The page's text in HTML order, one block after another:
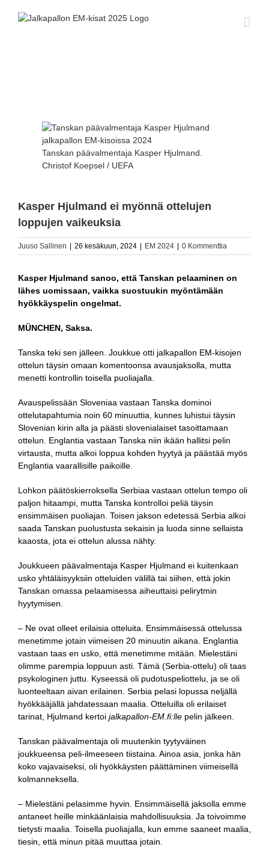
isompanaTanskan päävalmentaja Kasper Hjulmand.
Christof Koepsel / UEFA
Kasper Hjulmand ei myönnä ottelujen
loppujen vaikeuksia
Juuso Sallinen 26 kesäkuun, 2024 EM 2024 0 Kommenttia
Kasper Hjulmand sanoo, että Tanskan pelaaminen on
lähes uomissaan, vaikka suostuukin myöntämään
hyökkäyspelin ongelmat.
MÜNCHEN, Saksa.
Tanska teki sen jälleen. Joukkue otti jalkapallon EM-kisojen
ottelun täysin omaan komentoonsa avausjaksolla, mutta
menetti kontrollin toisella puoliajalla.
Avauspelissään Sloveniaa vastaan Tanska dominoi
ottelutapahtumia noin 60 minuuttia, kunnes luhistui täysin
Slovenian kirin alla ja päästi slovenialaiset tasoittamaan
ottelun. Englantia vastaan Tanska niin ikään hallitsi pelin
virtausta, mutta alkoi loppua kohden hyytyä ja päästää myös
Englantia vaarallisille paikoille.
Lohkon päätöskierroksella Serbiaa vastaan ottelun tempo oli
paljon hitaampi, mutta Tanska kontrolloi peliä täysin
ensimmäisen puoliajan. Toisen jakson edetessä Serbia alkoi
saada Tanskan puolustusta sekaisin ja luoda sinne sellaista
kaaosta, jota ei ottelun alussa nähty.
Joukkueen päävalmentaja Kasper Hjulmand ei kuitenkaan
usko yhtäläisyyksiin otteluiden välillä tai siihen, että jokin
Tanskan omassa pelaamisessa aiheuttaisi pelirytmin
hyytymisen.
– Ne ovat olleet erilaisia otteluita. Ensimmäisessä ottelussa
menetimme jotain viimeisen 20 minuutin aikana. Englantia
vastaan taas en usko, että menetimme mitään. Mielestäni
olimme parempia loppuun asti. Tämä (Serbia-ottelu) oli taas
psykologinen juttu. Kyseessä oli pudotuspeliottelu, ja se oli
luonteeltaan aivan erilainen. Serbia pelasi lopussa neljällä
hyökkääjällä jahdatessaan maalia. Otteluilla oli erilaiset
tarinat, Hjulmand kertoi jalkapallon-EM.fi:lle pelin jälkeen.
Tanskan päävalmentaja oli muutenkin tyytyväinen
joukkueensa peli-ilmeeseen tiistaina. Ainoa asia, jonka hän
koko vajavaiseksi, oli hyökkäysten päättäminen viimeisellä
kolmanneksella.
– Mielestäni pelasimme hyvin. Ensimmäisellä jaksolla emme
antaneet heille minkäänlaisia mahdollisuuksia. Ja toivoimme
tietysti maalia. Toisella puoliajalla, kun emme saaneet maalia,
tiesin, että minun pitää muuttaa jotain.